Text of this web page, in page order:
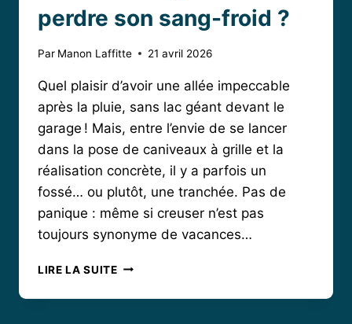
perdre son sang-froid ?
Par Manon Laffitte 21 avril 2026
Quel plaisir d’avoir une allée impeccable
après la pluie, sans lac géant devant le
garage ! Mais, entre l’envie de se lancer
dans la pose de caniveaux à grille et la
réalisation concrète, il y a parfois un
fossé… ou plutôt, une tranchée. Pas de
panique : même si creuser n’est pas
toujours synonyme de vacances…
LIRE LA SUITECOMMENT
DES